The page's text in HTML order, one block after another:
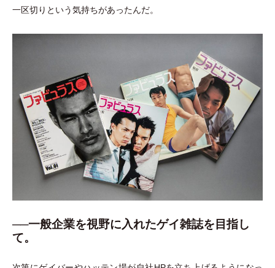
一区切りという気持ちがあったんだ。
──一般企業を視野に入れたゲイ雑誌を目指し
て。